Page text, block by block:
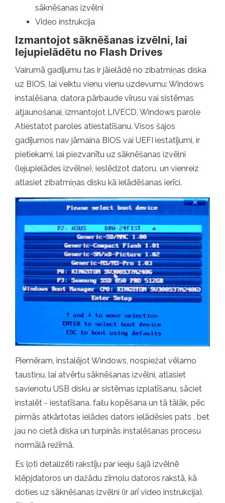
sāknēšanas izvēlni
Video instrukcija
Izmantojot sāknēšanas izvēlni, lai
lejupielādētu no Flash Drives
Vairumā gadījumu tas ir jāielādē no zibatmiņas diska
uz BIOS, lai veiktu vienu vienu uzdevumu: Windows
instalēšana, datora pārbaude vīrusu vai sistēmas
atjaunošanai, izmantojot LIVECD, Windows parole
Atiestatot paroles atiestatīšanu. Visos šajos
gadījumos nav jāmaina BIOS vai UEFI iestatījumi, ir
pietiekami, lai piezvanītu uz sāknēšanas izvēlni
(lejupielādes izvēlne), ieslēdzot datoru, un vienreiz
atlasiet zibatmiņas disku kā ielādēšanas ierīci.
Piemēram, instalējot Windows, nospiežat vēlamo
taustiņu, lai atvērtu sāknēšanas izvēlni, atlasiet
savienotu USB disku ar sistēmas izplatīšanu, sāciet
instalēt - iestatīšana, failu kopēšana un tā tālāk, pēc
pirmās atkārtotas ielādes dators ielādēsies pats , bet
jau no cietā diska un turpinās instalēšanas procesu
normālā režīmā.
Es ļoti detalizēti rakstīju par ieeju šajā izvēlnē
klēpjdatoros un dažādu zīmolu datoros rakstā, kā
doties uz sāknēšanas izvēlni (ir arī video instrukcija).